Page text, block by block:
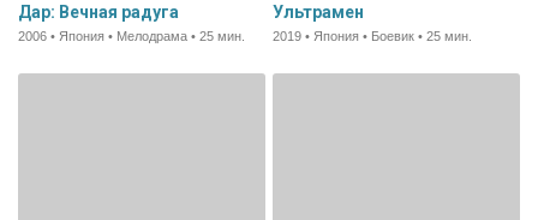
Дар: Вечная радуга
2006 • Япония • Мелодрама • 25 мин.
Ультрамен
2019 • Япония • Боевик • 25 мин.